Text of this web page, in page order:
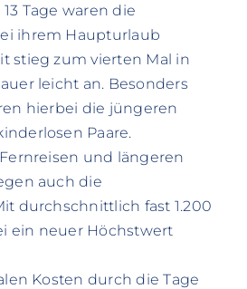
Tage waren die
ihrem Haupturlaub
stieg zum vierten Mal in
leicht an. Besonders
hierbei die jüngeren
Paare.
und längeren
auch die
durchschnittlich fast 1.200
ein neuer Höchstwert
Kosten durch die Tage